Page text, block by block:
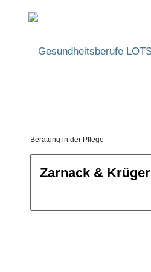
Beratung in der Pflege
Zarnack & Krüger